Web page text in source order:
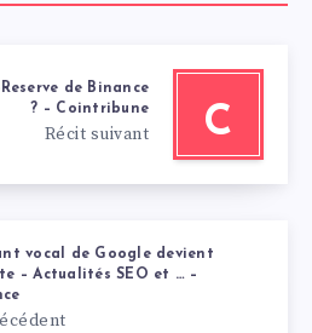
C
de Binance
? – Cointribune
Récit suivant
vocal de Google devient
– Actualités SEO et … –